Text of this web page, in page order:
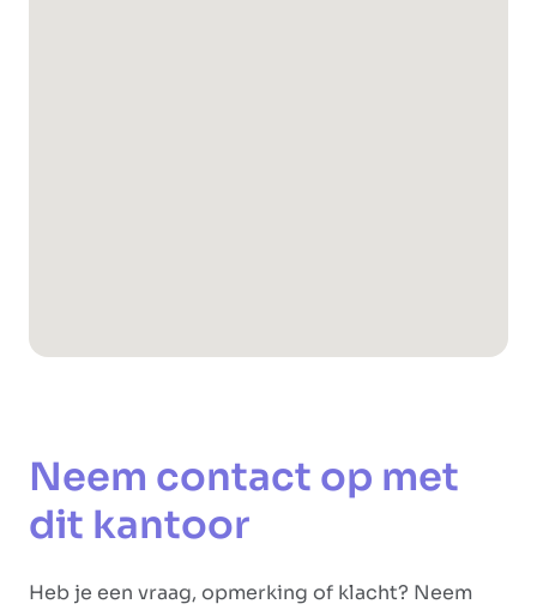
Neem contact op met
dit kantoor
Heb je een vraag, opmerking of klacht? Neem